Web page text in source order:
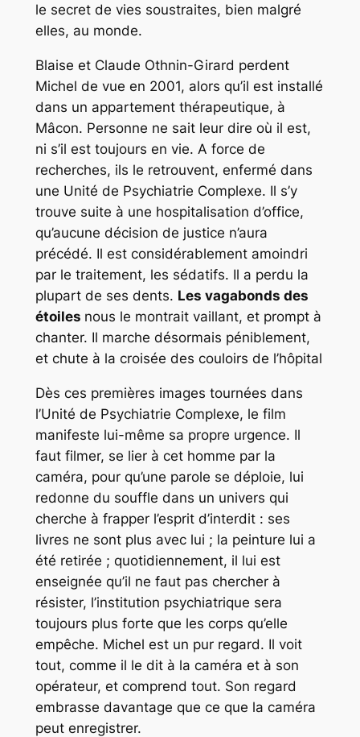
le secret de vies soustraites, bien malgré
elles, au monde.
Blaise et Claude Othnin-Girard perdent
Michel de vue en 2001, alors qu’il est installé
dans un appartement thérapeutique, à
Mâcon. Personne ne sait leur dire où il est,
ni s’il est toujours en vie. A force de
recherches, ils le retrouvent, enfermé dans
une Unité de Psychiatrie Complexe. Il s’y
trouve suite à une hospitalisation d’office,
qu’aucune décision de justice n’aura
précédé. Il est considérablement amoindri
par le traitement, les sédatifs. Il a perdu la
plupart de ses dents. Les vagabonds des
étoiles nous le montrait vaillant, et prompt à
chanter. Il marche désormais péniblement,
et chute à la croisée des couloirs de l’hôpital
Dès ces premières images tournées dans
l’Unité de Psychiatrie Complexe, le film
manifeste lui-même sa propre urgence. Il
faut filmer, se lier à cet homme par la
caméra, pour qu’une parole se déploie, lui
redonne du souffle dans un univers qui
cherche à frapper l’esprit d’interdit : ses
livres ne sont plus avec lui ; la peinture lui a
été retirée ; quotidiennement, il lui est
enseignée qu’il ne faut pas chercher à
résister, l’institution psychiatrique sera
toujours plus forte que les corps qu’elle
empêche. Michel est un pur regard. Il voit
tout, comme il le dit à la caméra et à son
opérateur, et comprend tout. Son regard
embrasse davantage que ce que la caméra
peut enregistrer.